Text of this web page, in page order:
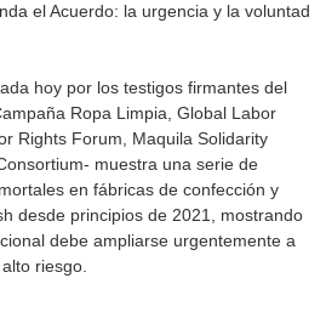
el Acuerdo: la urgencia y la voluntad
hoy por los testigos firmantes del
Ropa Limpia, Global Labor
Rights Forum, Maquila Solidarity
muestra una serie de
en fábricas de confección y
desde principios de 2021, mostrando
debe ampliarse urgentemente a
riesgo.